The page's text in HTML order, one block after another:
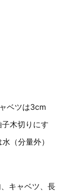
ベツは3cm
木切りにす
（分量外）
キャベツ、長